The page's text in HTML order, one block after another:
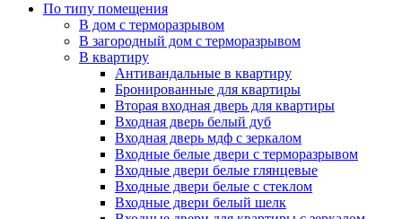
По типу помещения
В дом с терморазрывом
В загородный дом с терморазрывом
В квартиру
Антивандальные в квартиру
Бронированные для квартиры
Вторая входная дверь для квартиры
Входная дверь белый дуб
Входная дверь мдф с зеркалом
Входные белые двери с терморазрывом
Входные двери белые глянцевые
Входные двери белые с стеклом
Входные двери белый шелк